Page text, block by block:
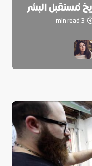
لمستقبل البشر
3 min read